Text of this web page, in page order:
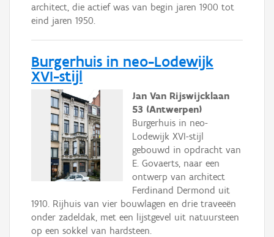
architect, die actief was van begin jaren 1900 tot
eind jaren 1950.
Burgerhuis in neo-Lodewijk
XVI-stijl
Jan Van Rijswijcklaan
53 (Antwerpen)
Burgerhuis in neo-
Lodewijk XVI-stijl
gebouwd in opdracht van
E. Govaerts, naar een
ontwerp van architect
Ferdinand Dermond uit
1910. Rijhuis van vier bouwlagen en drie traveeën
onder zadeldak, met een lijstgevel uit natuursteen
op een sokkel van hardsteen.